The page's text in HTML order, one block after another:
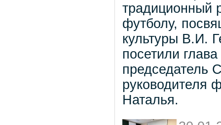
традиционный
футболу,
культуры В.И.
посетили
председатель
руководителя
Наталья.